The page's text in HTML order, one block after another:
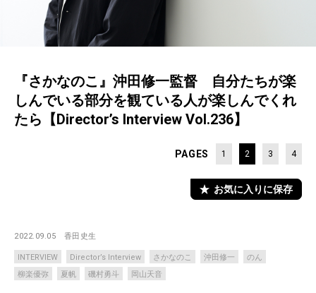
『さかなのこ』沖田修一監督 自分たちが楽
しんでいる部分を観ている人が楽しんでくれ
たら【Director’s Interview Vol.236】
PAGES 1 2 3 4
お気に入りに保存
2022.09.05 香田史生
INTERVIEW Director’s Interview さかなのこ 沖田修一
のん
柳楽優弥
夏帆 磯村勇斗 岡山天音